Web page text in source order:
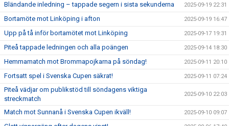
Bländande inledning – tappade segern i sista sekunderna 2025-09-19 22:31
Bortamöte mot Linköping i afton 2025-09-19 16:47
Upp på tå inför bortamötet mot Linköping 2025-09-17 19:31
Piteå tappade ledningen och alla poängen 2025-09-14 18:30
Hemmamatch mot Brommapojkarna på söndag! 2025-09-11 20:10
Fortsatt spel i Svenska Cupen säkrat! 2025-09-11 07:24
Piteå vädjar om publikstöd till söndagens viktiga
streckmatch
2025-09-10 22:03
Match mot Sunnanå i Svenska Cupen ikväll! 2025-09-10 09:07